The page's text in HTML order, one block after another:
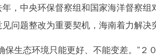
中央环保督察组和国家海洋督察组
见问题整改为重要契机，海南着力解决
生态环境只能更好、不能变差。”２